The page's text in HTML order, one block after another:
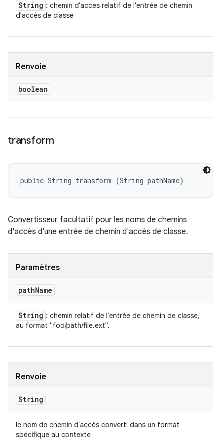
String : chemin d'accès relatif de l'entrée de chemin
d'accès de classe
Renvoie
boolean
transform
public String transform (String pathName)
Convertisseur facultatif pour les noms de chemins
d'accès d'une entrée de chemin d'accès de classe.
Paramètres
pathName
String : chemin relatif de l'entrée de chemin de classe,
au format "foo/path/file.ext".
Renvoie
String
le nom de chemin d'accès converti dans un format
spécifique au contexte